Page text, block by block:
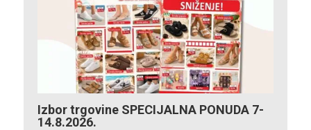
Izbor trgovine SPECIJALNA PONUDA 7-
14.8.2026.